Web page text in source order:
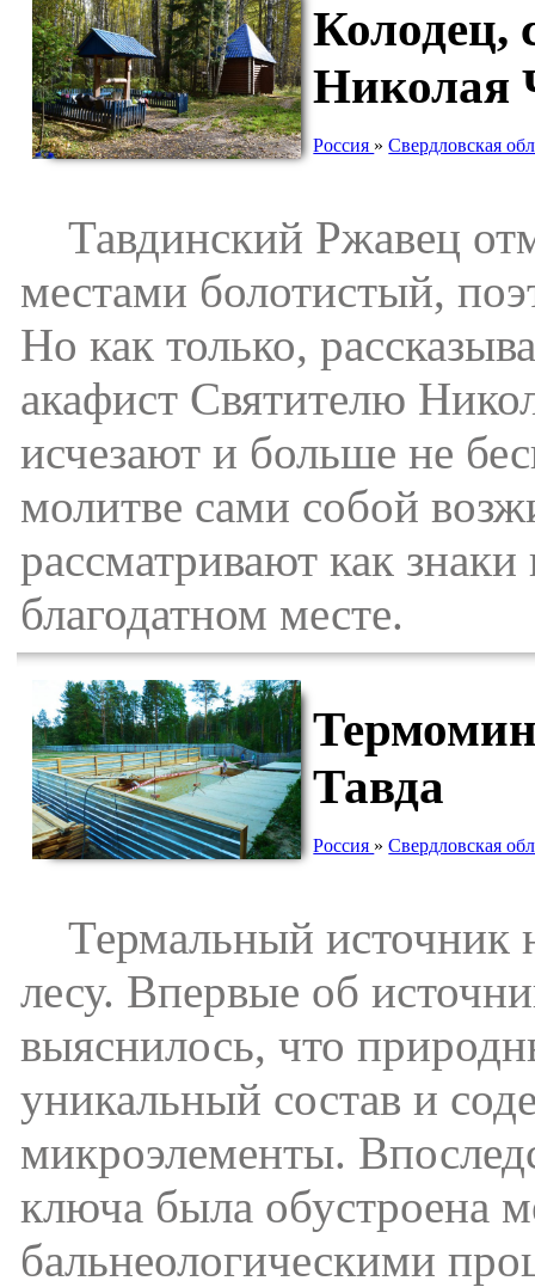
Колодец,
Николая
Россия »Свердловская
Тавдинский Ржавец
местами болотистый,
Но как только,
акафист Святителю
исчезают и больше не
молитве сами собой
рассматривают как
благодатном месте.
Тавда
Россия »Свердловская
Термальный источник
лесу. Впервые об
выяснилось, что
уникальный состав и
микроэлементы.
ключа была обустроена
бальнеологическими